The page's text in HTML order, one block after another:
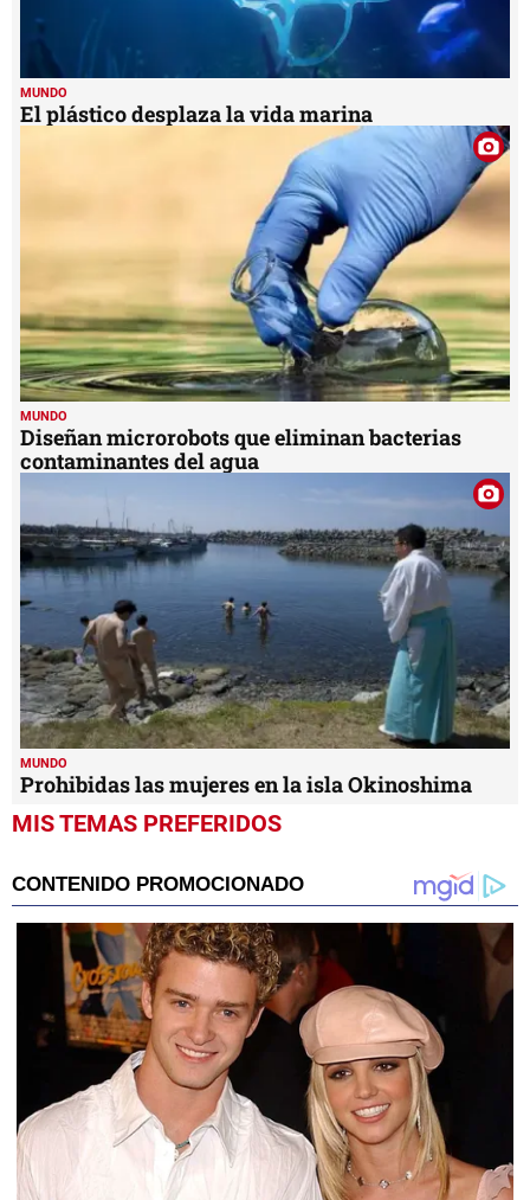
MUNDO
El plástico desplaza la vida marina
MUNDO
Diseñan microrobots que eliminan bacterias
contaminantes del agua
MUNDO
Prohibidas las mujeres en la isla Okinoshima
MIS TEMAS PREFERIDOS